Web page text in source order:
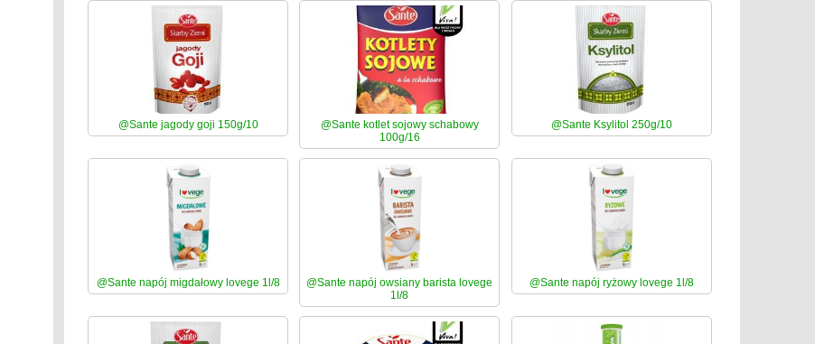
@Sante jagody goji 150g/10
@Sante kotlet sojowy schabowy
100g/16
@Sante Ksylitol 250g/10
@Sante napój migdałowy lovege 1l/8
@Sante napój owsiany barista lovege
1l/8
@Sante napój ryżowy lovege 1l/8